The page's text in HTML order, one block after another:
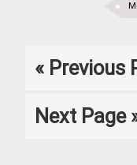
« Go
Previous
Go
Next Page